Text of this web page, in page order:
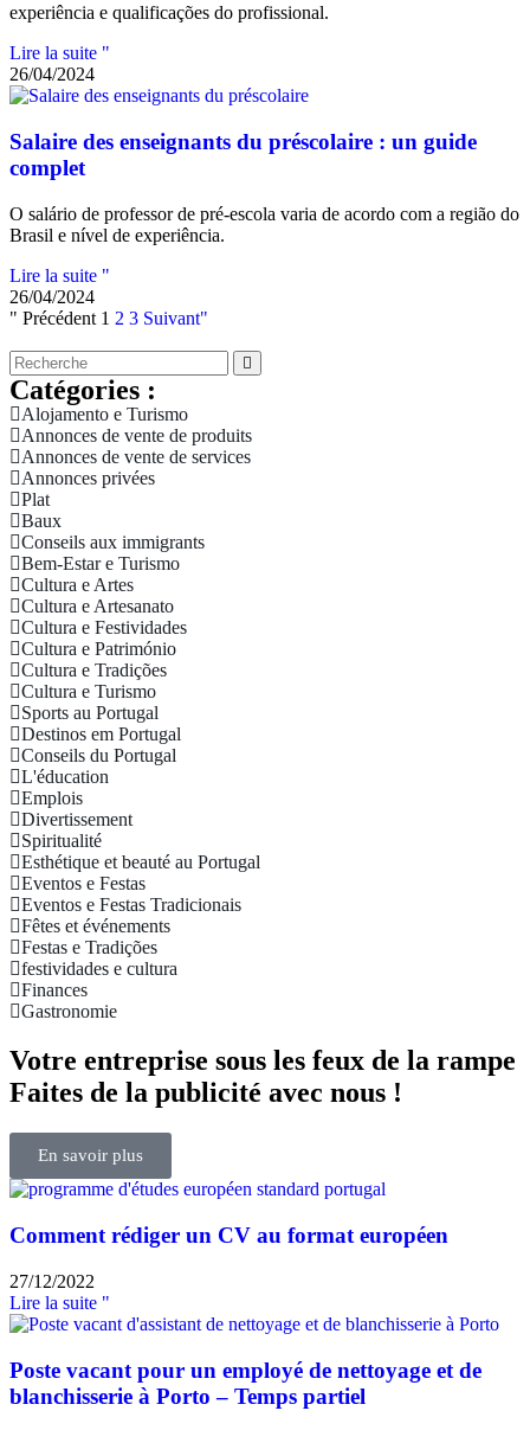
experiência e qualificações do profissional.
Lire la suite "
26/04/2024
Salaire des enseignants du préscolaire : un guide
complet
O salário de professor de pré-escola varia de acordo com a região do
Brasil e nível de experiência.
Lire la suite "
26/04/2024
" Précédent 1 2 3 Suivant"
Catégories :
Alojamento e Turismo
Annonces de vente de produits
Annonces de vente de services
Annonces privées
Plat
Baux
Conseils aux immigrants
Bem-Estar e Turismo
Cultura e Artes
Cultura e Artesanato
Cultura e Festividades
Cultura e Património
Cultura e Tradições
Cultura e Turismo
Sports au Portugal
Destinos em Portugal
Conseils du Portugal
L'éducation
Emplois
Divertissement
Spiritualité
Esthétique et beauté au Portugal
Eventos e Festas
Eventos e Festas Tradicionais
Fêtes et événements
Festas e Tradições
festividades e cultura
Finances
Gastronomie
Votre entreprise sous les feux de la rampe
Faites de la publicité avec nous !
En savoir plus
Comment rédiger un CV au format européen
27/12/2022
Lire la suite "
Poste vacant pour un employé de nettoyage et de
blanchisserie à Porto – Temps partiel